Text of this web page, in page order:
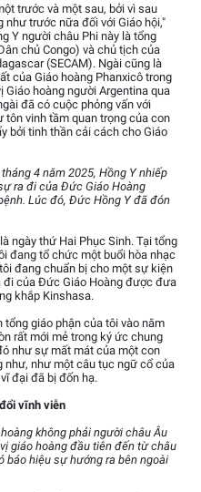
trước và một sau, bởi vì sau
như trước nữa đối với Giáo hội,"
Y người châu Phi này là tổng
chủ Congo) và chủ tịch của
(SECAM). Ngài cũng là
của Giáo hoàng Phanxicô trong
Giáo hoàng người Argentina qua
đã có cuộc phỏng vấn với
tôn vinh tầm quan trọng của con
bởi tinh thần cải cách cho Giáo
4 năm 2025, Hồng Y nhiếp
ra đi của Đức Giáo Hoàng
Lúc đó, Đức Hồng Y đã đón
ngày thứ Hai Phục Sinh. Tại tổng
đang tổ chức một buổi hòa nhạc
đang chuẩn bị cho một sự kiện
đi của Đức Giáo Hoàng được đưa
khắp Kinshasa.
giáo phận của tôi vào năm
rất mới mẻ trong ký ức chung
như sự mất mát của một con
như, như một câu tục ngữ cổ của
đại đã bị đốn hạ.
vĩnh viễn
không phải người châu Âu
giáo hoàng đầu tiên đến từ châu
báo hiệu sự hướng ra bên ngoài